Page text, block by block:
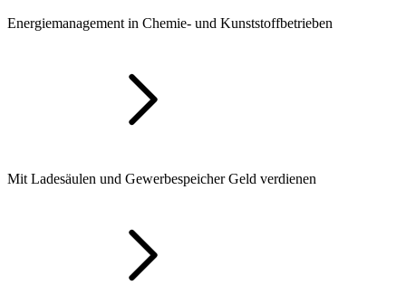
Energiemanagement in Chemie- und Kunststoffbetrieben
Mit Ladesäulen und Gewerbespeicher Geld verdienen